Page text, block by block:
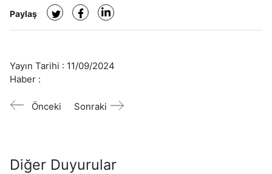
Paylaş
Yayın Tarihi : 11/09/2024
Haber :
Önceki Sonraki
Diğer Duyurular